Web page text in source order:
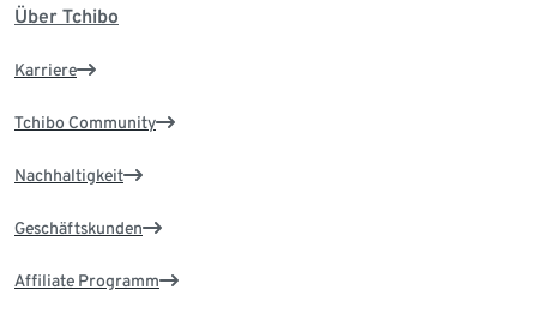
Über Tchibo
Karriere
Tchibo Community
Nachhaltigkeit
Geschäftskunden
Affiliate Programm